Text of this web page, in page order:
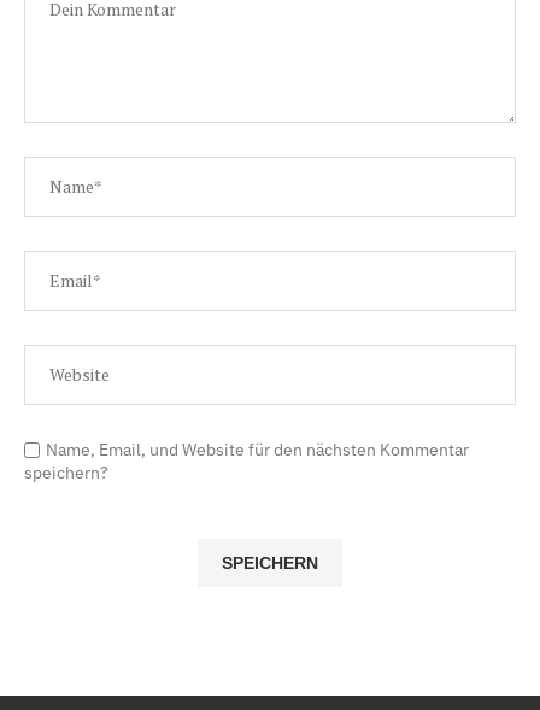
Name, Email, und Website für den nächsten Kommentar
speichern?